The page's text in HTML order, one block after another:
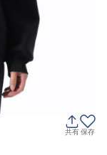
共有保存